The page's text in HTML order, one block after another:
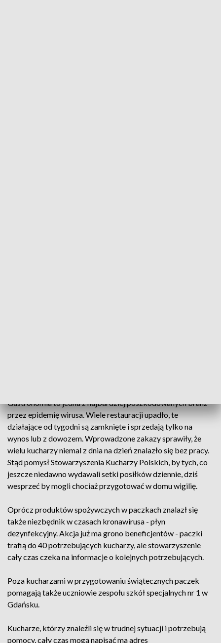
Gastronomia to jedna z najbardziej poszkodowanych branż
przez epidemię wirusa. Wiele restauracji upadło, te
działające od tygodni są zamknięte i sprzedają tylko na
wynos lub z dowozem. Wprowadzone zakazy sprawiły, że
wielu kucharzy niemal z dnia na dzień znalazło się bez pracy.
Stąd pomysł Stowarzyszenia Kucharzy Polskich, by tych, co
jeszcze niedawno wydawali setki posiłków dziennie, dziś
wesprzeć by mogli chociaż przygotować w domu wigilię.
Oprócz produktów spożywczych w paczkach znalazł się
także niezbędnik w czasach kronawirusa - płyn
dezynfekcyjny. Akcja już ma grono beneficjentów - paczki
trafią do 40 potrzebujących kucharzy, ale stowarzyszenie
cały czas czeka na informacje o kolejnych potrzebujących.
Poza kucharzami w przygotowaniu świątecznych paczek
pomagają także uczniowie zespołu szkół specjalnych nr 1 w
Gdańsku.
Kucharze, którzy znaleźli się w trudnej sytuacji i potrzebują
pomocy, cały czas mogą napisać ma adres